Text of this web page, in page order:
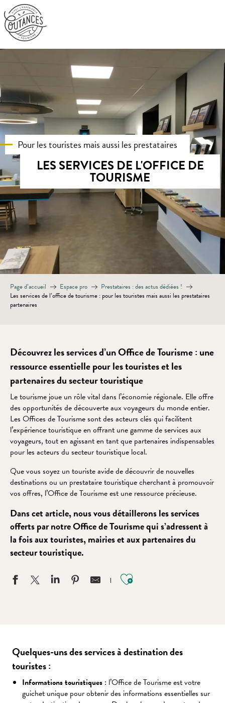
Aller
au
contenu
principal
Pour les touristes mais aussi les prestataires
LES SERVICES DE L'OFFICE DE
TOURISME
Page d’accueil Espace pro
Prestataires : des actus dédiées !
Les services de l’office de tourisme : pour les touristes mais aussi les prestataires
partenaires
Découvrez les services d’un Office de Tourisme : une
ressource essentielle pour les touristes et les
partenaires du secteur touristique
Le tourisme joue un rôle vital dans l’économie régionale. Elle offre
des opportunités de découverte aux voyageurs du monde entier.
Les Offices de Tourisme sont des acteurs clés qui facilitent
l’expérience touristique en offrant une gamme de services aux
voyageurs, tout en agissant en tant que partenaires indispensables
pour les acteurs du secteur touristique local.
Que vous soyez un touriste avide de découvrir de nouvelles
destinations ou un prestataire touristique cherchant à promouvoir
vos offres, l’Office de Tourisme est une ressource précieuse.
Dans cet article, nous vous détaillerons les services
offerts par notre Office de Tourisme qui s’adressent à
la fois aux touristes, mairies et aux partenaires du
secteur touristique.
Ajouter aux
Quelques-uns des services à destination des
touristes :
Informations touristiques : l’Office de Tourisme est votre
guichet unique pour obtenir des informations essentielles sur